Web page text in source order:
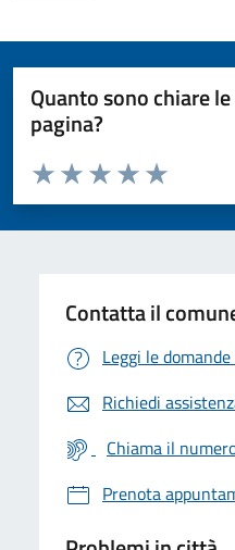
Quanto sono chiare
pagina?
Valuta da 1 a 5 stelle la pagina
Valuta 5
Valuta 4 stelle
Valuta 3 stelle su 5
Valuta 2 stelle su 5
Valuta 1 stelle su 5
Contatta il
Leggi le
Richiedi
Chiama il
Prenota